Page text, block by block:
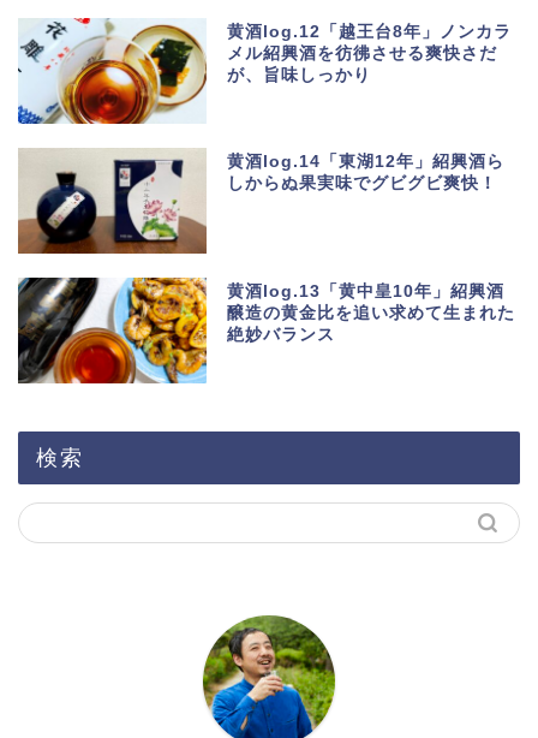
黄酒log.12「越王台8年」ノンカラ
メル紹興酒を彷彿させる爽快さだ
が、旨味しっかり
黄酒log.14「東湖12年」紹興酒ら
しからぬ果実味でグビグビ爽快！
黄酒log.13「黄中皇10年」紹興酒
醸造の黄金比を追い求めて生まれた
絶妙バランス
検索